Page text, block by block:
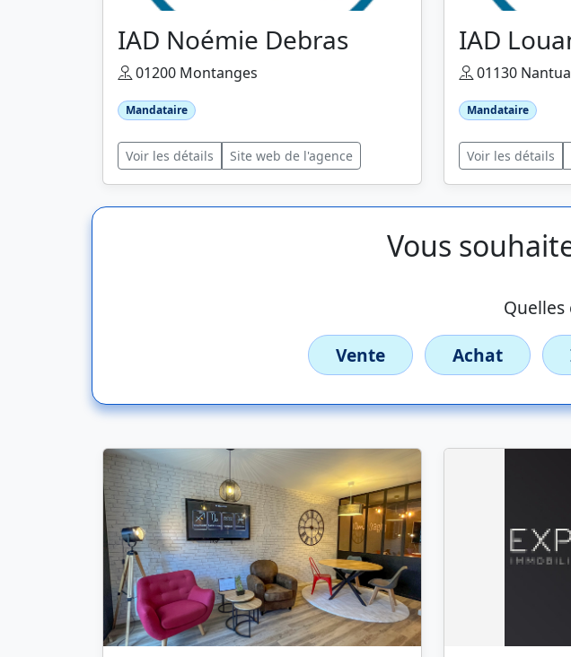
IAD Noémie Debras
01200 Montanges
Mandataire
Voir les détails Site web de l'agence
IAD
01130 Nantua
Mandataire
Voir les détails
Vous
Vente
Achat